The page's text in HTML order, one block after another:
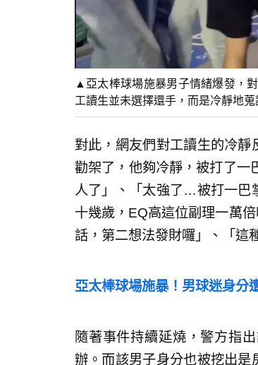
▲亞太棒球場施暴男子情緒爆發，
工讀生並未選擇還手，而是冷靜地蒐
對此，網友們對工讀生的冷靜
勸架了，他夠冷靜，被打了一
人了」、「太強了…被打一巴
十幾歲，EQ高這位副理一萬
話，第二想法發財囉」、「這
亞太棒球場施暴！男球迷身
隨著事件持續延燒，警方指
辦。而該男子身分也被挖出是